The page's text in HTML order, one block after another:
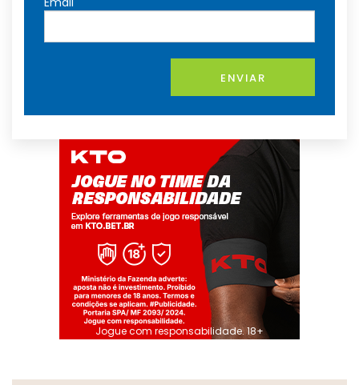
ENVIAR
Jogue com responsabilidade. 18+